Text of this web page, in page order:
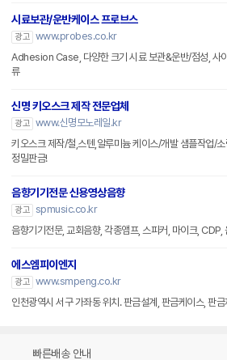
시료보관/운반케이스 프로브스
광고 www.probes.co.kr
Adhesion Case, 다양한 크기 시료 보관&운반/점성, 사
류
신명 키오스크 제작 전문업체
광고 www.신명모노레일.kr
키오스크 제작/철,스텐,알루미늄 케이스/개발 샘플작업/
정밀판금!
음향기기전문 신용영상음향
광고 spmusic.co.kr
음향기기전문, 교회음향, 각종앰프, 스피커, 마이크, CDP,
에스엠피이엔지
광고 www.smpeng.co.kr
인천광역시 서구 가좌동 위치. 판금설계, 판금케이스, 판
빠른배송 안내